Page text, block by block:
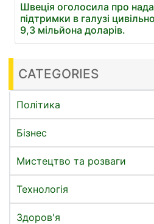
Швеція оголосила про
підтримки в галузі
9,3 мільйона доларів.
CATEGORIES
Політика
Бізнес
Мистецтво та розваги
Технологія
Здоров'я